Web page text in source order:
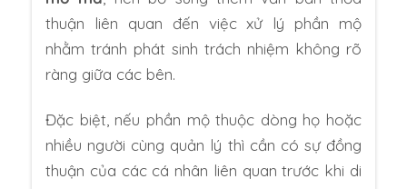
thuận liên quan đến việc xử lý phần mộ
nhằm tránh phát sinh trách nhiệm không rõ
ràng giữa các bên.
Đặc biệt, nếu phần mộ thuộc dòng họ hoặc
nhiều người cùng quản lý thì cần có sự đồng
thuận của các cá nhân liên quan trước khi di